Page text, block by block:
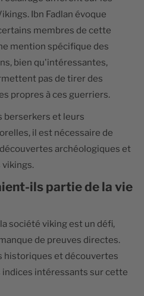
Ibn Fadlan évoque
membres de cette
mention spécifique des
bien qu'intéressantes,
pas de tirer des
propres à ces guerriers.
berserkers et leurs
il est nécessaire de
archéologiques et
vikings.
ils partie de la vie
société viking est un défi,
de preuves directes.
historiques et découvertes
intéressants sur cette